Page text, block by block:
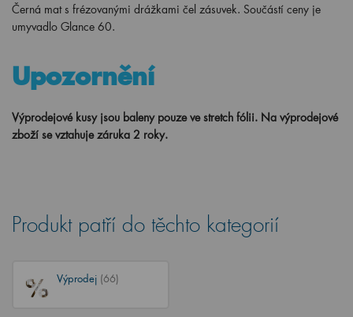
Černá mat s frézovanými drážkami čel zásuvek. Součástí ceny je
umyvadlo Glance 60.
Upozornění
Výprodejové kusy jsou baleny pouze ve stretch fólii. Na výprodejové
zboží se vztahuje záruka 2 roky.
Produkt patří do těchto kategorií
Výprodej (66)